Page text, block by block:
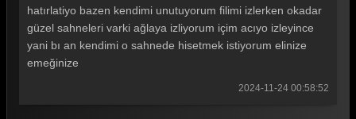
Gönül Dağı 113. Bölüm
Gönül Dağı 112. Bölüm
hatırlatiyo bazen kendimi unutuyorum filimi izlerken okadar
güzel sahneleri varki ağlaya izliyorum içim acıyo izleyince
yani bı an kendimi o sahnede hisetmek istiyorum elinize
emeğinize
2024-11-24 00:58:52